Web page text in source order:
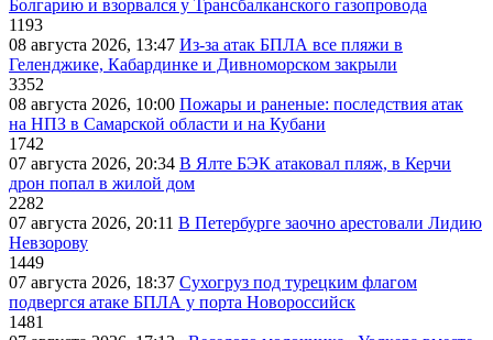
Болгарию и взорвался у Трансбалканского газопровода
1193
08 августа 2026, 13:47 Из-за атак БПЛА все пляжи в
Геленджике, Кабардинке и Дивноморском закрыли
3352
08 августа 2026, 10:00 Пожары и раненые: последствия атак
на НПЗ в Самарской области и на Кубани
1742
07 августа 2026, 20:34 В Ялте БЭК атаковал пляж, в Керчи
дрон попал в жилой дом
2282
07 августа 2026, 20:11 В Петербурге заочно арестовали Лидию
Невзорову
1449
07 августа 2026, 18:37 Сухогруз под турецким флагом
подвергся атаке БПЛА у порта Новороссийск
1481